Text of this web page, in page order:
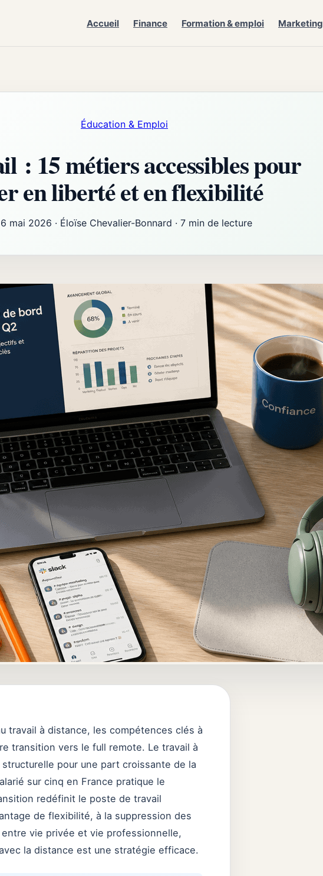
Accueil Finance Formation & emploi Marketing
Éducation & Emploi
: 15 métiers accessibles pour
en liberté et en flexibilité
mai 2026 · Éloïse Chevalier-Bonnard · 7 min de lecture
travail à distance, les compétences clés à
transition vers le full remote. Le travail à
pour une part croissante de la
sur cinq en France pratique le
redéfinit le poste de travail
de flexibilité, à la suppression des
vie privée et vie professionnelle,
la distance est une stratégie efficace.